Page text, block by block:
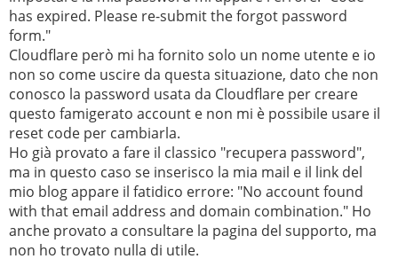
has expired. Please re-submit the forgot password
form."
Cloudflare però mi ha fornito solo un nome utente e io
non so come uscire da questa situazione, dato che non
conosco la password usata da Cloudflare per creare
questo famigerato account e non mi è possibile usare il
reset code per cambiarla.
Ho già provato a fare il classico "recupera password",
ma in questo caso se inserisco la mia mail e il link del
mio blog appare il fatidico errore: "No account found
with that email address and domain combination." Ho
anche provato a consultare la pagina del supporto, ma
non ho trovato nulla di utile.